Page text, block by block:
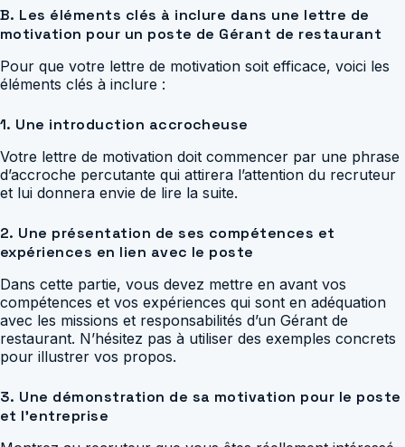
B. Les éléments clés à inclure dans une lettre de
motivation pour un poste de Gérant de restaurant
Pour que votre lettre de motivation soit efficace, voici les
éléments clés à inclure :
1. Une introduction accrocheuse
Votre lettre de motivation doit commencer par une phrase
d’accroche percutante qui attirera l’attention du recruteur
et lui donnera envie de lire la suite.
2. Une présentation de ses compétences et
expériences en lien avec le poste
Dans cette partie, vous devez mettre en avant vos
compétences et vos expériences qui sont en adéquation
avec les missions et responsabilités d’un Gérant de
restaurant. N’hésitez pas à utiliser des exemples concrets
pour illustrer vos propos.
3. Une démonstration de sa motivation pour le poste
et l’entreprise